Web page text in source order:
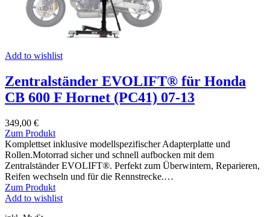
Add to wishlist
Zentralständer EVOLIFT® für Honda
CB 600 F Hornet (PC41) 07-13
349,00 €
Zum Produkt
Komplettset inklusive modellspezifischer Adapterplatte und
Rollen.Motorrad sicher und schnell aufbocken mit dem
Zentralständer EVOLIFT®. Perfekt zum Überwintern, Reparieren,
Reifen wechseln und für die Rennstrecke.…
Zum Produkt
Add to wishlist